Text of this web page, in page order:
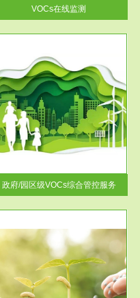
VOCs在线监测
政府/园区级VOCs综合管控服务